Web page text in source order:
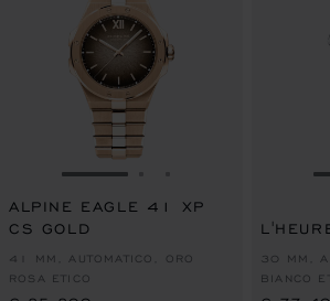
VAI ALLA SLIDE 1VAI ALLA SLIDE 3
ALPINE EAGLE 41 XP
CS GOLD
41 MM, AUTOMATICO, ORO
ROSA ETICO
30 MM,
BIANCO